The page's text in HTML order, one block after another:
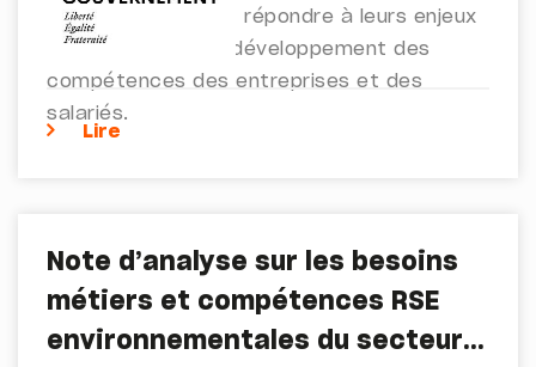
professionnelles et répondre à leurs enjeux
de maintien et de développement des
compétences des entreprises et des
salariés.
Lire
Note d’analyse sur les besoins
métiers et compétences RSE
environnementales du secteur